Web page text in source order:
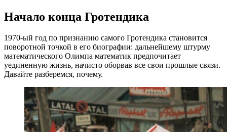
Начало конца Гротендика
1970-ый год по признанию самого Гротендика становится
поворотной точкой в его биографии: дальнейшему штурму
математического Олимпа математик предпочитает
уединенную жизнь, начисто оборвав все свои прошлые связи.
Давайте разберемся, почему.